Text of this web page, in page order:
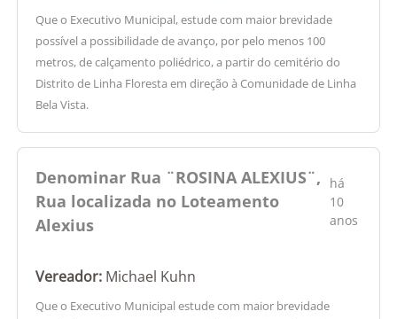
Que o Executivo Municipal, estude com maior brevidade
possível a possibilidade de avanço, por pelo menos 100
metros, de calçamento poliédrico, a partir do cemitério do
Distrito de Linha Floresta em direção à Comunidade de Linha
Bela Vista.
Denominar Rua ¨ROSINA ALEXIUS¨,
Rua localizada no Loteamento
Alexius
há
10
anos
Vereador: Michael Kuhn
Que o Executivo Municipal estude com maior brevidade